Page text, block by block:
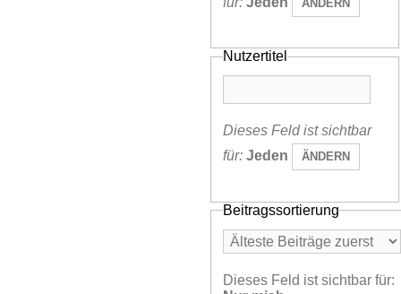
ÄNDERN
Nutzertitel
Dieses Feld ist sichtbar
für: Jeden ÄNDERN
Beitragssortierung
Dieses Feld ist sichtbar für: